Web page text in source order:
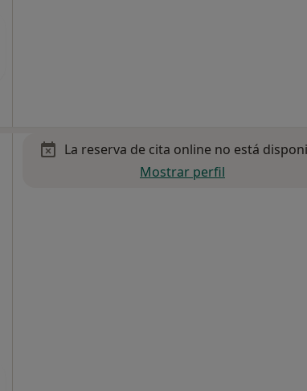
La reserva de cita online no está
Mostrar perfil